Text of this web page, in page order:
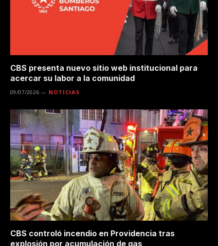
CBS presenta nuevo sitio web institucional para
acercar su labor a la comunidad
09/07/2026 NOTICIAS
CBS controló incendio en Providencia tras
explosión por acumulación de gas